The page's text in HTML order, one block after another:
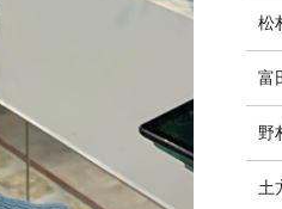
松
富
野
土